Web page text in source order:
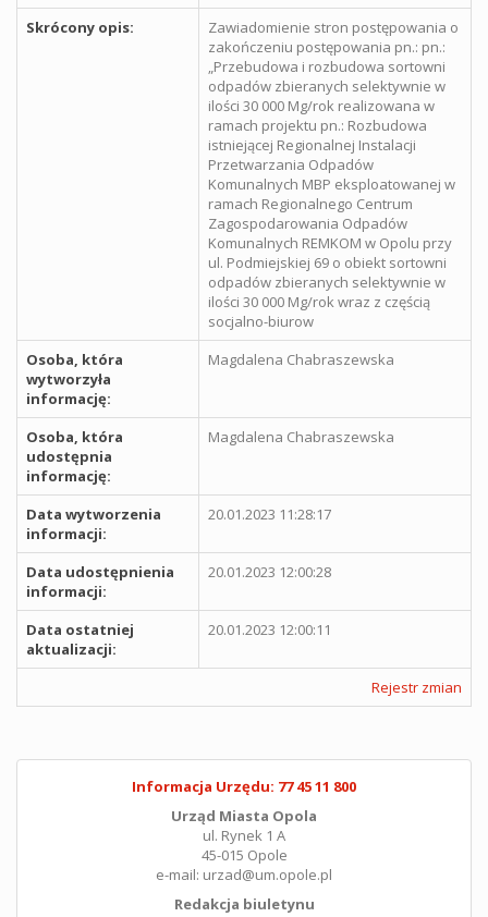
Skrócony opis:
Zawiadomienie stron postępowania o
zakończeniu postępowania pn.: pn.:
„Przebudowa i rozbudowa sortowni
odpadów zbieranych selektywnie w
ilości 30 000 Mg/rok realizowana w
ramach projektu pn.: Rozbudowa
istniejącej Regionalnej Instalacji
Przetwarzania Odpadów
Komunalnych MBP eksploatowanej w
ramach Regionalnego Centrum
Zagospodarowania Odpadów
Komunalnych REMKOM w Opolu przy
ul. Podmiejskiej 69 o obiekt sortowni
odpadów zbieranych selektywnie w
ilości 30 000 Mg/rok wraz z częścią
socjalno-biurow
Osoba, która
wytworzyła
informację:
Magdalena Chabraszewska
Osoba, która
udostępnia
informację:
Magdalena Chabraszewska
Data wytworzenia
informacji:
20.01.2023 11:28:17
Data udostępnienia
informacji:
20.01.2023 12:00:28
Data ostatniej
aktualizacji:
20.01.2023 12:00:11
Rejestr zmian
Informacja Urzędu: 77 45 11 800
Urząd Miasta Opola
ul. Rynek 1 A
45-015 Opole
e-mail: urzad@um.opole.pl
Redakcja biuletynu